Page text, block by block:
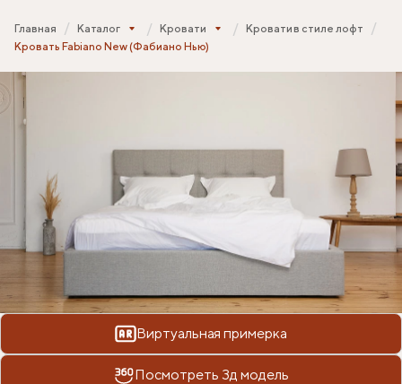
Главная Каталог Кровати
Кровати в стиле лофт
Кровать Fabiano New (Фабиано Нью)
Виртуальная примерка
Посмотреть 3д модель